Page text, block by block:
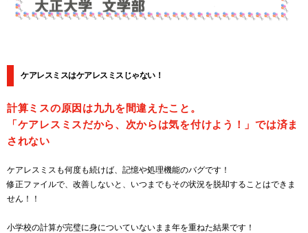
ケアレスミスはケアレスミスじゃない！
計算ミスの原因は九九を間違えたこと。
「ケアレスミスだから、次からは気を付けよう！」では済ま
されない
ケアレスミスも何度も続けば、記憶や処理機能のバグです！
修正ファイルで、改善しないと、いつまでもその状況を脱却することはできま
せん！！
小学校の計算が完璧に身についていないまま年を重ねた結果です！